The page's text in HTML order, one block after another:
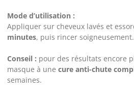
Mode d’utilisation :
Appliquer sur cheveux lavés et
minutes, puis rincer soigneusement.
Conseil : pour des résultats encore
masque à unecure anti-chute
semaines.